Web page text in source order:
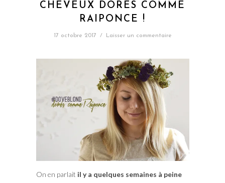
CHEVEUX DORÉS COMME
RAIPONCE !
17 octobre 2017 / Laisser un commentaire
On en parlait il y a quelques semaines à peine